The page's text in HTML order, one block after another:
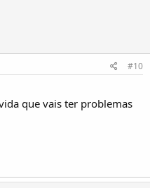
#10
que vais ter problemas